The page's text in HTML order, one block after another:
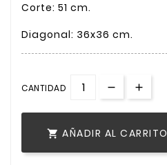
Corte: 51 cm.
Diagonal: 36x36 cm.
CANTIDAD
 AÑADIR AL CARRITO